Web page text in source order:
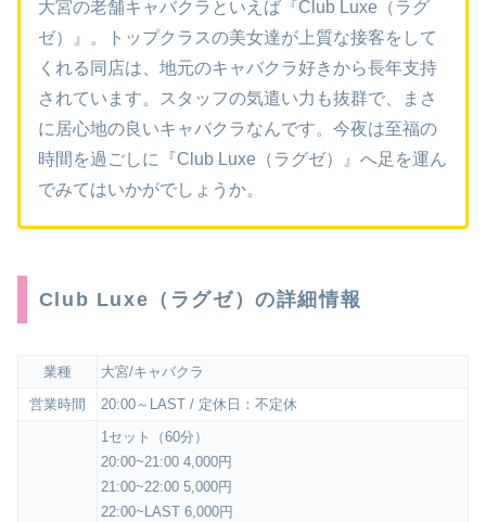
大宮の老舗キャバクラといえば『Club Luxe（ラグ
ゼ）』。トップクラスの美女達が上質な接客をして
くれる同店は、地元のキャバクラ好きから長年支持
されています。スタッフの気遣い力も抜群で、まさ
に居心地の良いキャバクラなんです。今夜は至福の
時間を過ごしに『Club Luxe（ラグゼ）』へ足を運ん
でみてはいかがでしょうか。
Club Luxe（ラグゼ）の詳細情報
業種
大宮/キャバクラ
営業時間
20:00～LAST / 定休日：不定休
1セット（60分）
20:00~21:00 4,000円
21:00~22:00 5,000円
22:00~LAST 6,000円